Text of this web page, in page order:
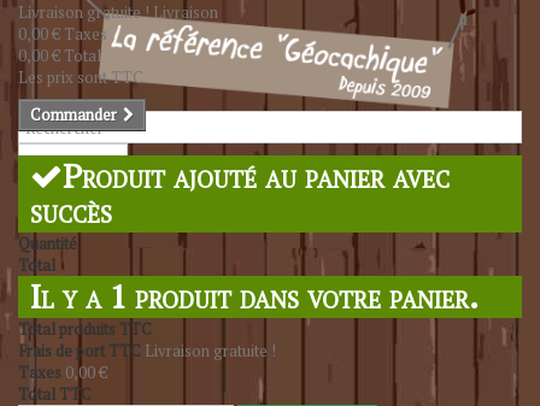
Rechercher
Livraison gratuite !Livraison
0,00 € Taxes
0,00 € Total
Les prix sont TTC
Commander
Produit ajouté au panier avec
succès
Quantité
Total
Il y a 1 produit dans votre panier.
Total produits TTC
Frais de port TTC Livraison gratuite !
Taxes 0,00 €
Total TTC